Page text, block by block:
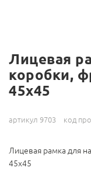
Лицевая
коробки,
45x45
артикул 9703 код
Лицевая рамка для
45x45